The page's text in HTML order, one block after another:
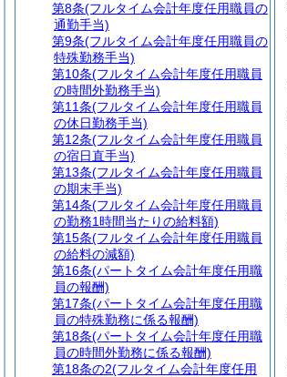
第8条(フルタイム会計年度任用職員の
通勤手当)
第9条(フルタイム会計年度任用職員の
特殊勤務手当)
第10条(フルタイム会計年度任用職員
の時間外勤務手当)
第11条(フルタイム会計年度任用職員
の休日勤務手当)
第12条(フルタイム会計年度任用職員
の宿日直手当)
第13条(フルタイム会計年度任用職員
の期末手当)
第14条(フルタイム会計年度任用職員
の勤務1時間当たりの給料額)
第15条(フルタイム会計年度任用職員
の給料の減額)
第16条(パートタイム会計年度任用職
員の報酬)
第17条(パートタイム会計年度任用職
員の特殊勤務に係る報酬)
第18条(パートタイム会計年度任用職
員の時間外勤務に係る報酬)
第18条の2(フルタイム会計年度任用